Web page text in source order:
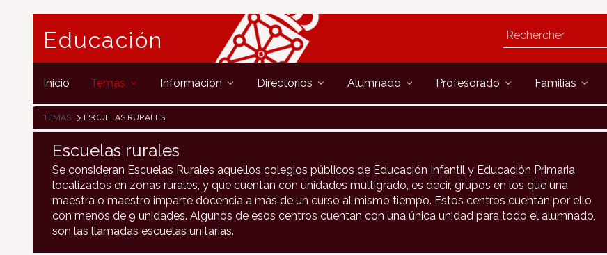
Educación
Inicio Temas Información Directorios Alumnado Profesorado Familias
TEMAS ESCUELAS RURALES
Escuelas rurales
Se consideran Escuelas Rurales aquellos colegios públicos de Educación Infantil y Educación Primaria
localizados en zonas rurales, y que cuentan con unidades multigrado, es decir, grupos en los que una
maestra o maestro imparte docencia a más de un curso al mismo tiempo. Estos centros cuentan por ello
con menos de 9 unidades. Algunos de esos centros cuentan con una única unidad para todo el alumnado,
son las llamadas escuelas unitarias.